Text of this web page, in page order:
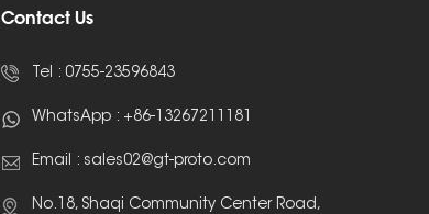
Contact Us
Tel : 0755-23596843
WhatsApp : +86-13267211181
Email : sales02@gt-proto.com
No.18, Shaqi Community Center Road,